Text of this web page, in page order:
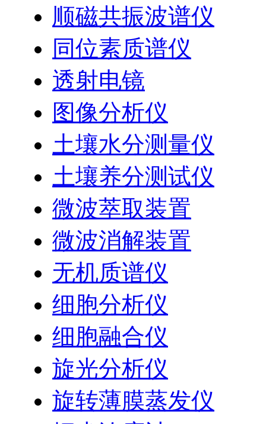
顺磁共振波谱仪
同位素质谱仪
透射电镜
图像分析仪
土壤水分测量仪
土壤养分测试仪
微波萃取装置
微波消解装置
无机质谱仪
细胞分析仪
细胞融合仪
旋光分析仪
旋转薄膜蒸发仪